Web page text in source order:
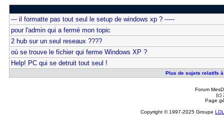
--- il formatte pas tout seul le setup de windows xp ? -----
pour l'admin qui a fermé mon topic
2 hub sur un seul reseaux ????
où se trouve le fichier qui ferme Windows XP ?
Help! PC qui se detruit tout seul !
Plus de sujets relatifs
Forum
(c)
Page
Copyright © 1997-2025 Groupe